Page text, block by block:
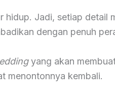
hidup. Jadi, setiap detail
dengan penuh
yang akan
menontonnya kembali.